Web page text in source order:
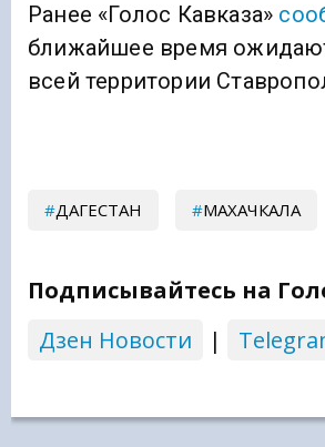
Ранее «Голос Кавказа»
ближайшее время
всей территории
ДАГЕСТАН МАХАЧКАЛА
Подписывайтесь на
Дзен Новости
|